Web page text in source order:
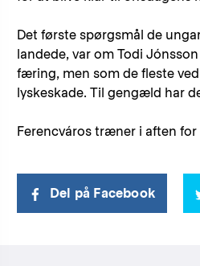
Det første spørgsmål de
landede, var om Todi
færing, men som de fleste
lyskeskade. Til gengæld har
Ferencváros træner i aften for
Del på Facebook